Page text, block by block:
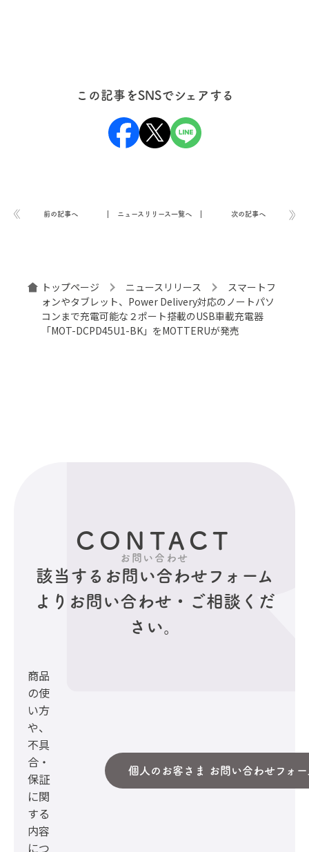
この記事をSNSでシェアする
前の記事へ ニュースリリース一覧へ 次の記事へ
トップページ ニュースリリース
スマートフ
ォンやタブレット、Power Delivery対応のノートパソ
コンまで充電可能な２ポート搭載のUSB車載充電器
「MOT-DCPD45U1-BK」をMOTTERUが発売
CONTACT
お問い合わせ
該当するお問い合わせフォーム
より お問い合わせ・ご相談くだ
さい。
商品
の使
い方
や、
不具
合・
保証
に関
する
内容
につ
個人のお客さま お問い合わせフォー